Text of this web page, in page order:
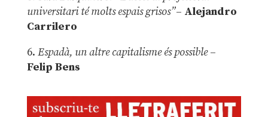
universitari té molts espais grisos”– Alejandro
Carrilero
6. Espadà, un altre capitalisme és possible –
Felip Bens